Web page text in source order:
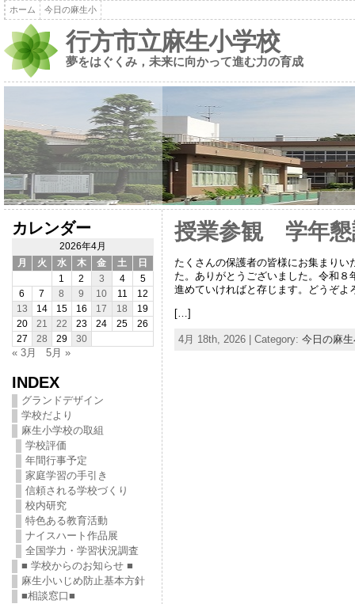
ホーム 今日の麻生小
行方市立麻生小学校
夢をはぐくみ，未来に向かって進む力の育成
カレンダー
2026年4月
月
火 水 木 金 土
日
1
2 3 4
5
6
7 8 9 10 11
12
13
14 15 16 17 18
19
20
21 22 23 24 25
26
27
28 29 30
« 3月 5月 »
INDEX
グランドデザイン
学校だより
麻生小学校の取組
学校評価
年間行事予定
家庭学習の手引き
信頼される学校づくり
校内研究
特色ある教育活動
ナイスハート作品展
全国学力・学習状況調査
■ 学校からのお知らせ ■
麻生小いじめ防止基本方針
■相談窓口■
授業参観 学年
たくさんの保護者の皆様にお集まり
た。ありがとうございました。令和
進めていければと存じます。どうぞよ
[…]
4月 18th, 2026 | Category: 今日の麻